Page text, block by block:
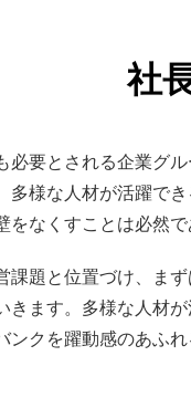
社
必要とされる企業グ
様な人材が活躍で
なくすことは必然
題と位置づけ、ま
ます。多様な人材
クを躍動感のあふ